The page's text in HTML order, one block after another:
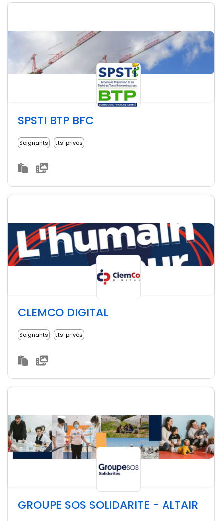
SPSTI BTP BFC
Soignants Ets' privés
CLEMCO DIGITAL
Soignants Ets' privés
GROUPE SOS SOLIDARITE - ALTAIR